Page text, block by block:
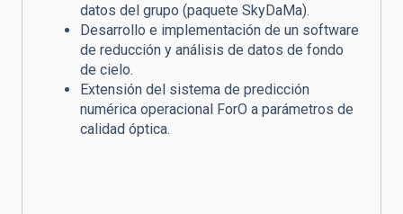
datos del grupo (paquete SkyDaMa).
Desarrollo e implementación de un software
de reducción y análisis de datos de fondo
de cielo.
Extensión del sistema de predicción
numérica operacional ForO a parámetros de
calidad óptica.